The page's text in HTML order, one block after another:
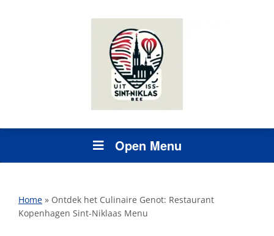
Open Menu
Home » Ontdek het Culinaire Genot: Restaurant
Kopenhagen Sint-Niklaas Menu